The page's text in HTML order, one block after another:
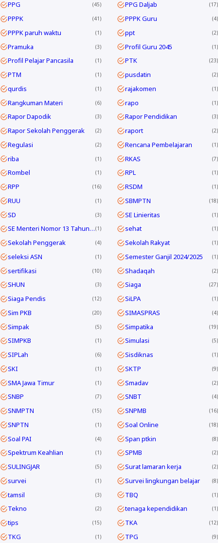
PPG 45 PPG Daljab 17
PPPK 41 PPPK Guru 4
PPPK paruh waktu 1 ppt 2
Pramuka 3 Profil Guru 2045 1
Profil Pelajar Pancasila 1 PTK 23
PTM 1 pusdatin 2
qurdis 1 rajakomen 1
Rangkuman Materi 6 rapo 1
Rapor Dapodik 3 Rapor Pendidikan 3
Rapor Sekolah Penggerak 2 raport 2
Regulasi 2 Rencana Pembelajaran 1
riba 1 RKAS 7
Rombel 1 RPL 1
RPP 16 RSDM 1
RUU 1 SBMPTN 18
SD 3 SE Linieritas 1
SE Menteri Nomor 13 Tahun 2025 1 sehat 1
Sekolah Penggerak 4 Sekolah Rakyat 1
seleksi ASN 1 Semester Ganjil 2024/2025 1
sertifikasi 10 Shadaqah 2
SHUN 3 Siaga 27
Siaga Pendis 12 SiLPA 1
Sim PKB 20 SIMASPRAS 4
Simpak 5 Simpatika 19
SIMPKB 1 Simulasi 5
SIPLah 6 Sisdiknas 1
SKI 1 SKTP 9
SMA Jawa Timur 1 Smadav 2
SNBP 7 SNBT 4
SNMPTN 15 SNPMB 16
SNPTN 1 Soal Online 18
Soal PAI 4 Span ptkin 8
Spektrum Keahlian 1 SPMB 2
SULINGJAR 5 Surat lamaran kerja 2
survei 1 Survei lingkungan belajar 8
tamsil 3 TBQ 1
Tekno 2 tenaga kependidikan 1
tips 15 TKA 12
TKG 1 TPG 9